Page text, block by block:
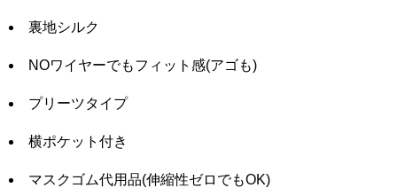
裏地シルク
NOワイヤーでもフィット感(アゴも)
プリーツタイプ
横ポケット付き
マスクゴム代用品(伸縮性ゼロでもOK)